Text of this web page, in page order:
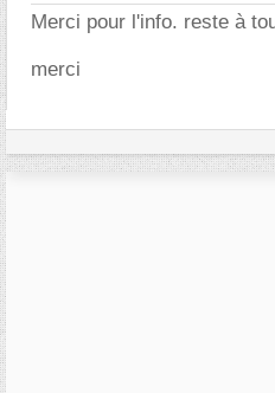
Merci pour l'info. reste à
merci